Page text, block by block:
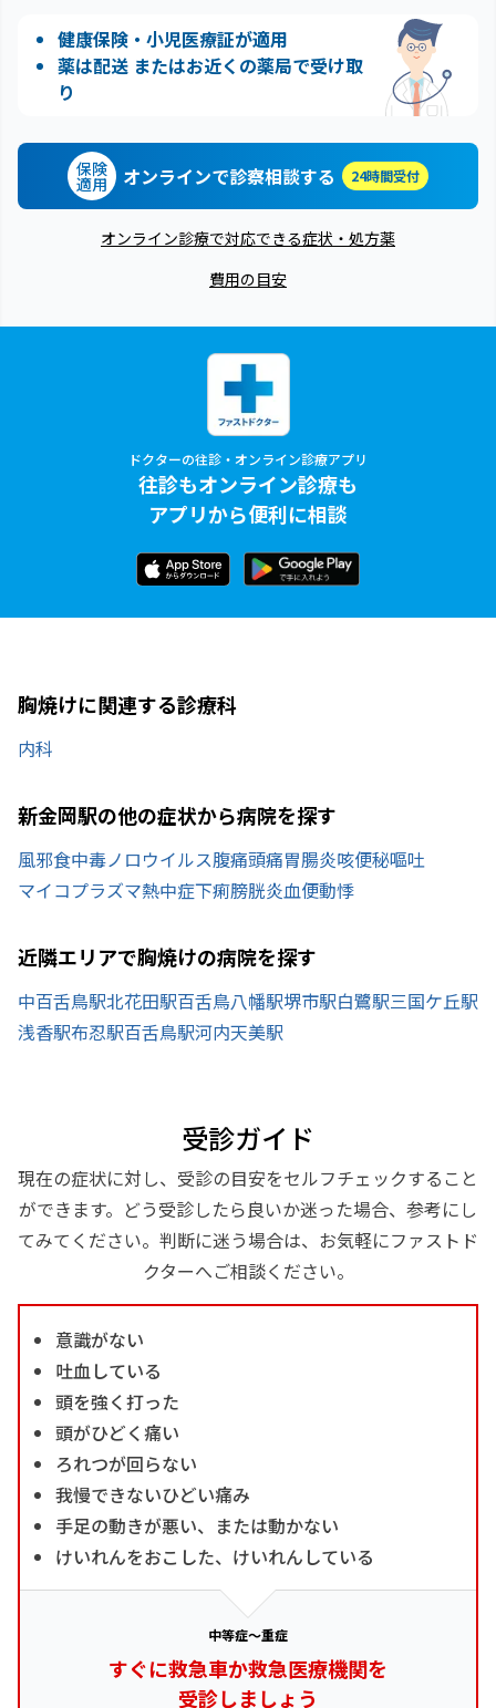
健康保険・小児医療証が適用
薬は配送 またはお近くの薬局で受け取
り
保険
適用 オンラインで診察相談する 24時間受付
オンライン診療で対応できる症状・処方薬
費用の目安
ドクターの往診・オンライン診療アプリ
往診もオンライン診療も
アプリから便利に相談
胸焼けに関連する診療科
内科
新金岡駅の他の症状から病院を探す
風邪食中毒ノロウイルス腹痛頭痛胃腸炎咳便秘嘔吐
マイコプラズマ熱中症下痢膀胱炎血便動悸
近隣エリアで胸焼けの病院を探す
中百舌鳥駅北花田駅百舌鳥八幡駅堺市駅白鷺駅三国ケ丘駅
浅香駅布忍駅百舌鳥駅河内天美駅
受診ガイド
現在の症状に対し、受診の目安をセルフチェックすること
ができます。どう受診したら良いか迷った場合、参考にし
てみてください。判断に迷う場合は、お気軽にファストド
クターへご相談ください。
意識がない
吐血している
頭を強く打った
頭がひどく痛い
ろれつが回らない
我慢できないひどい痛み
手足の動きが悪い、または動かない
けいれんをおこした、けいれんしている
中等症～重症
すぐに救急車か救急医療機関を
受診しましょう